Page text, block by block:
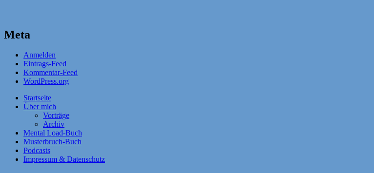
Meta
Anmelden
Eintrags-Feed
Kommentar-Feed
WordPress.org
Startseite
Über mich
Vorträge
Archiv
Mental Load-Buch
Musterbruch-Buch
Podcasts
Impressum & Datenschutz